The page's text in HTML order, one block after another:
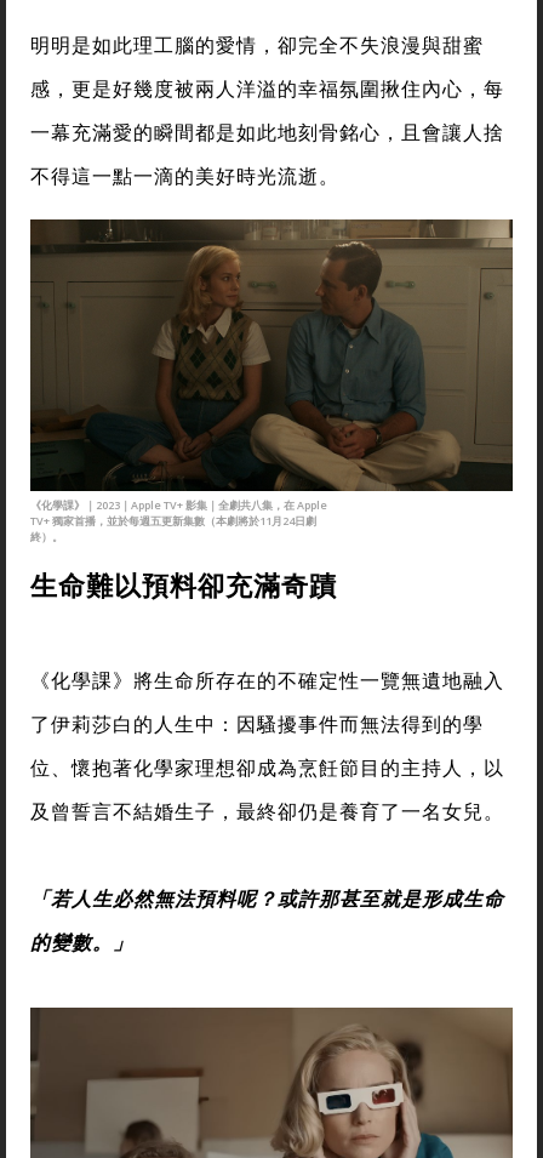
明明是如此理工腦的愛情，卻完全不失浪漫與甜蜜
感，更是好幾度被兩人洋溢的幸福氛圍揪住內心，每
一幕充滿愛的瞬間都是如此地刻骨銘心，且會讓人捨
不得這一點一滴的美好時光流逝。
《化學課》｜2023｜Apple TV+ 影集｜全劇共八集，在 Apple
TV+ 獨家首播，並於每週五更新集數（本劇將於11月24日劇
終）。
生命難以預料卻充滿奇蹟
《化學課》將生命所存在的不確定性一覽無遺地融入
了伊莉莎白的人生中：因騷擾事件而無法得到的學
位、懷抱著化學家理想卻成為烹飪節目的主持人，以
及曾誓言不結婚生子，最終卻仍是養育了一名女兒。
「若人生必然無法預料呢？或許那甚至就是形成生命
的變數。」